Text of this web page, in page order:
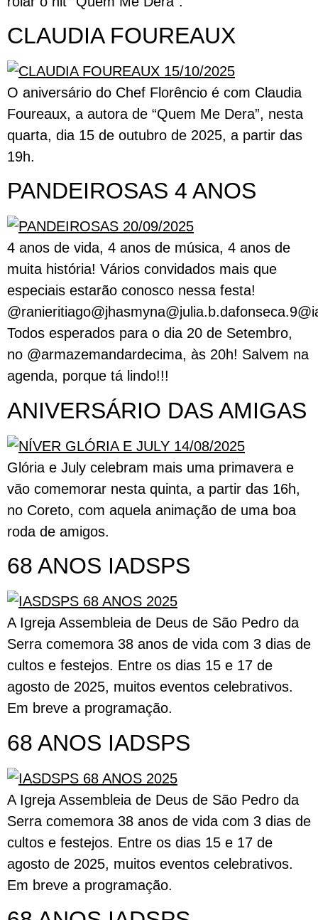
CLAUDIA FOUREAUX
O aniversário do Chef Florêncio é com Claudia
Foureaux, a autora de “Quem Me Dera”, nesta
quarta, dia 15 de outubro de 2025, a partir das
19h.
PANDEIROSAS 4 ANOS
4 anos de vida, 4 anos de música, 4 anos de
muita história! Vários convidados mais que
especiais estarão conosco nessa festa!
Todos esperados para o dia 20 de Setembro,
no @armazemandardecima, às 20h! Salvem na
agenda, porque tá lindo!!!
ANIVERSÁRIO DAS AMIGAS
Glória e July celebram mais uma primavera e
vão comemorar nesta quinta, a partir das 16h,
no Coreto, com aquela animação de uma boa
roda de amigos.
68 ANOS IADSPS
A Igreja Assembleia de Deus de São Pedro da
Serra comemora 38 anos de vida com 3 dias de
cultos e festejos. Entre os dias 15 e 17 de
agosto de 2025, muitos eventos celebrativos.
Em breve a programação.
68 ANOS IADSPS
A Igreja Assembleia de Deus de São Pedro da
Serra comemora 38 anos de vida com 3 dias de
cultos e festejos. Entre os dias 15 e 17 de
agosto de 2025, muitos eventos celebrativos.
Em breve a programação.